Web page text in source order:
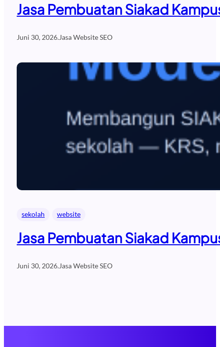
Jasa Pembuatan Siakad
Juni 30, 2026.Jasa Website SEO
sekolah website
Jasa Pembuatan Siakad
Juni 30, 2026.Jasa Website SEO